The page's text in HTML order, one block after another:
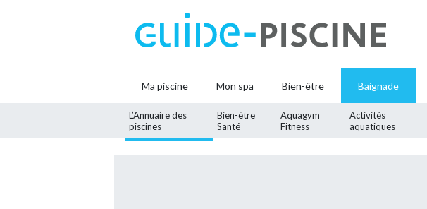
Ma piscine Mon spa Bien-être Baignade
L’Annuaire des
piscines
Bien-être
Santé
Aquagym
Fitness
Activités
aquatiques